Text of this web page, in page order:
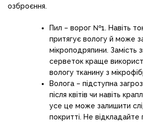
озброєння.
Пил – ворог №1. Навіть
притягує вологу й може
мікроподряпини. Замість
серветок краще
вологу тканину з
Волога – підступна
після квітів чи навіть
усе це може залишити
покритті. Не